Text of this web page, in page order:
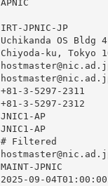
JPNIC-JP
OS Bldg
ku, Tokyo
3-5297-2311
3-5297-2312
AP
AP
Filtered
JPNIC
09-